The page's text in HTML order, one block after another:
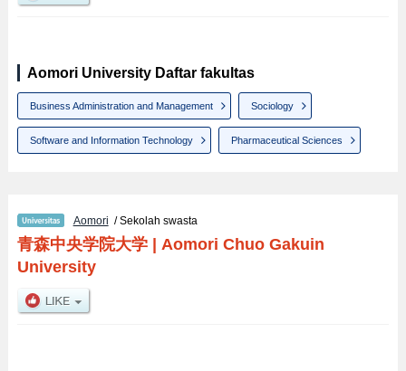
Aomori University Daftar fakultas
Business Administration and Management Sociology
Software and Information Technology Pharmaceutical Sciences
Aomori / Sekolah swasta
青森中央学院大学| Aomori Chuo Gakuin
University